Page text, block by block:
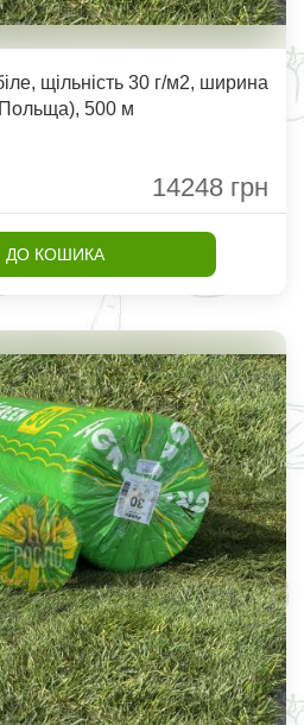
щільність 30 г/м2, ширина
500 м
14248 грн
ДО КОШИКА